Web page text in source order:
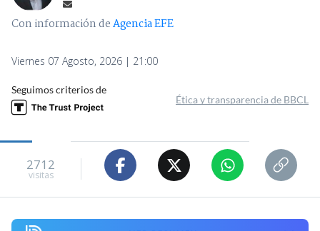
Con información deAgencia EFE
Viernes 07 Agosto, 2026 | 21:00
Seguimos criterios de
Ética y transparencia de BBCL
2712
visitas